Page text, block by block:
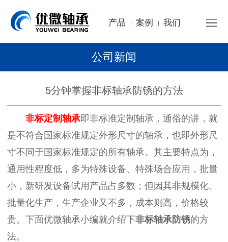
产品 | 案例 | 我们
公司新闻
5分钟掌握非标轴承防锈的方法
非标定制轴承即非标准定制轴承，通俗的讲，就
是不符合国家标准规定外形尺寸的轴承，也即外形尺
寸不同于国家标准规定的所有轴承。 其主要特点为，
通用性程度低，多为特殊设备、特殊场合应用，批量
小，新研发设备试用产品占多数；但因其非规模化、
批量化生产，生产企业又不多，成本则高，价格较
贵。下面优微轴承小编就介绍下非标轴承防锈的方
法。